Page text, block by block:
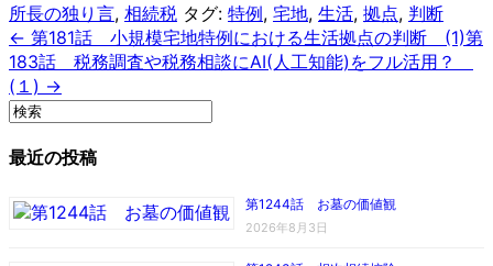
所長の独り言, 相続税 タグ: 特例, 宅地, 生活, 拠点, 判断
← 第181話 小規模宅地特例における生活拠点の判断 (1)第
183話 税務調査や税務相談にAI(人工知能)をフル活用？
(１) →
最近の投稿
第1244話 お墓の価値観
2026年8月3日